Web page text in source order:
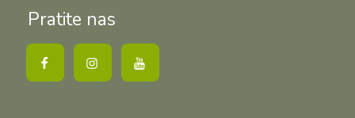
Pratite nas